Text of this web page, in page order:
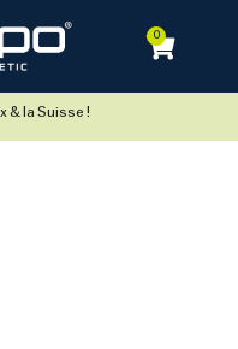
0
& la Suisse !